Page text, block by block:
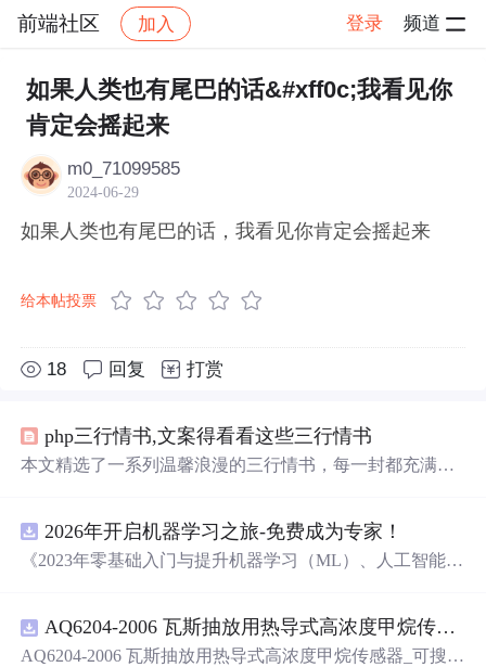
前端社区 加入 登录 频道
社区 前端社区 感慨 帖子详情
如果人类也有尾巴的话&#xff0c;我看见你
肯定会摇起来
m0_71099585
2024-06-29
如果人类也有尾巴的话，我看见你肯定会摇起来
给本帖投票
18 回复 打赏
php三行情书,文案得看看这些三行情书
本文精选了一系列温馨浪漫的三行情书，每一封都充满了
2026年开启机器学习之旅-免费成为专家！
《2023年零基础入门与提升机器学习（ML）、人工智能
AQ6204-2006 瓦斯抽放用热导式高浓度甲烷传感器-可搜索.pdf
AQ6204-2006 瓦斯抽放用热导式高浓度甲烷传感器_可搜